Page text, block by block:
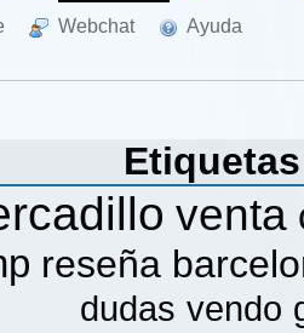
Webchat Ayuda
venta
reseña
dudas vendo